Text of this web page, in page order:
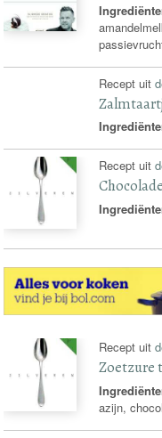
Recept uit
Recept uit
Recept uit
Zoetzure
azijn,